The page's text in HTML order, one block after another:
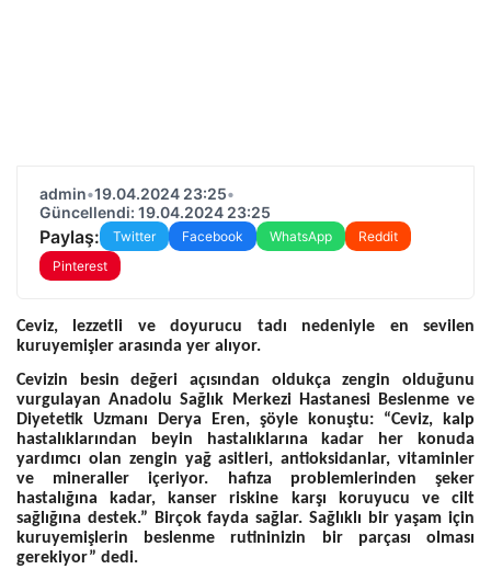
admin•19.04.2024 23:25•
Güncellendi: 19.04.2024 23:25
Paylaş: Twitter Facebook WhatsApp
Reddit
Pinterest
Ceviz, lezzetli ve doyurucu tadı nedeniyle en sevilen
kuruyemişler arasında yer alıyor.
Cevizin besin değeri açısından oldukça zengin olduğunu
vurgulayan Anadolu Sağlık Merkezi Hastanesi Beslenme ve
Diyetetik Uzmanı Derya Eren, şöyle konuştu: “Ceviz, kalp
hastalıklarından beyin hastalıklarına kadar her konuda
yardımcı olan zengin yağ asitleri, antioksidanlar, vitaminler
ve mineraller içeriyor. hafıza problemlerinden şeker
hastalığına kadar, kanser riskine karşı koruyucu ve cilt
sağlığına destek.” Birçok fayda sağlar. Sağlıklı bir yaşam için
kuruyemişlerin beslenme rutininizin bir parçası olması
gerekiyor” dedi.